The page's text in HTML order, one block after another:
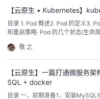
【云原生 • Kubernetes】
目录 1. Pod 概述2. Pod 的定义3. Pod 的基本用法4. Pod 分类5. Pod 生命周期
敬 之
【云原生】一篇打通微服务
SQL + docker
目录 一、前期准备1、安装MySQL5.72、安装nacos3、安装Redis 二、创建父